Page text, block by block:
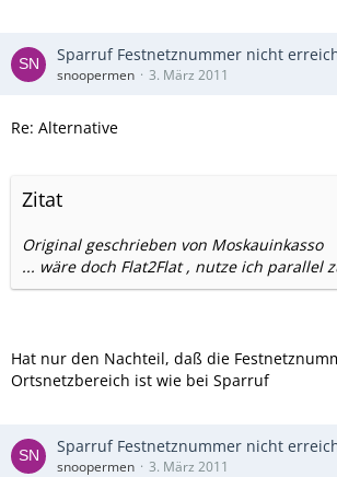
Sparruf Festnetznummer nicht
snoopermen 3. März 2011
Re: Alternative
Zitat
Original geschrieben von Moskauinkasso
... wäre doch Flat2Flat , nutze ich parallel
Hat nur den Nachteil, daß die
Ortsnetzbereich ist wie bei Sparruf
Sparruf Festnetznummer nicht
snoopermen 3. März 2011